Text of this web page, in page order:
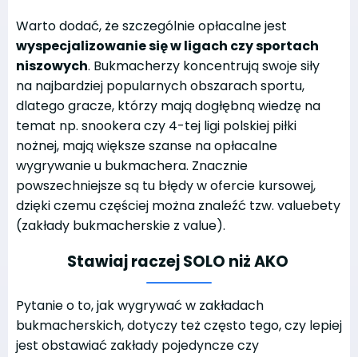
Warto dodać, że szczególnie opłacalne jest
wyspecjalizowanie się w ligach czy sportach
niszowych. Bukmacherzy koncentrują swoje siły
na najbardziej popularnych obszarach sportu,
dlatego gracze, którzy mają dogłębną wiedzę na
temat np. snookera czy 4-tej ligi polskiej piłki
nożnej, mają większe szanse na opłacalne
wygrywanie u bukmachera. Znacznie
powszechniejsze są tu błędy w ofercie kursowej,
dzięki czemu częściej można znaleźć tzw. valuebety
(zakłady bukmacherskie z value).
Stawiaj raczej SOLO niż AKO
Pytanie o to, jak wygrywać w zakładach
bukmacherskich, dotyczy też często tego, czy lepiej
jest obstawiać zakłady pojedyncze czy